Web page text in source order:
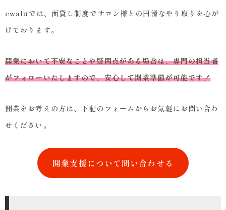
ewaluでは、面貸し制度でサロン様との円滑なやり取りを心が
けております。
開業において不安なことや疑問点がある場合は、専門の担当者
がフォローいたしますので、安心して開業準備が可能です！
開業をお考えの方は、下記のフォームからお気軽にお問い合わ
せください。
開業支援について問い合わせる